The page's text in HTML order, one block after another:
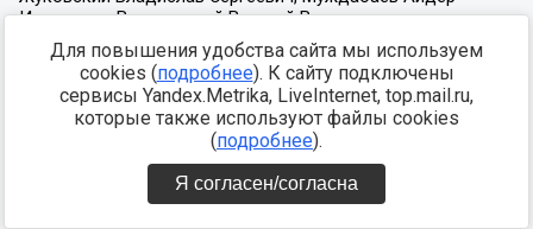
Для повышения удобства сайта мы используем
cookies (подробнее). К сайту подключены
сервисы Yandex.Metrika, LiveInternet, top.mail.ru,
которые также используют файлы cookies
(подробнее).
Я согласен/согласна